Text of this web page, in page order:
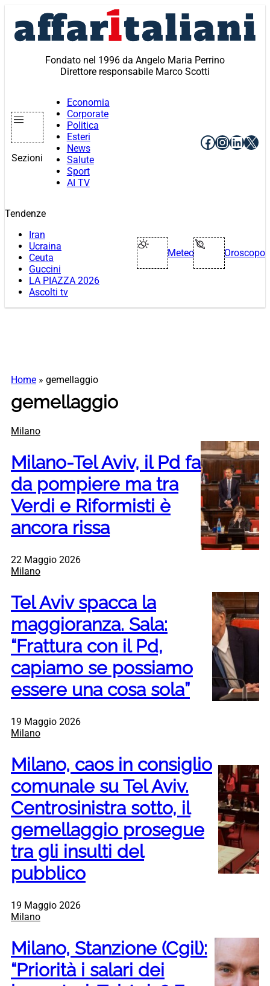
contenuto
Fondato nel 1996 da Angelo Maria Perrino
Direttore responsabile Marco Scotti
Sezioni
Economia
Corporate
Politica
Esteri
News
Salute
Sport
AI TV
Facebook
X
Tendenze
Iran
Ucraina
Ceuta
Guccini
LA PIAZZA 2026
Ascolti tv
Meteo Oroscopo
Home » gemellaggio
gemellaggio
Milano
Milano-Tel Aviv, il Pd fa
da pompiere ma tra
Verdi e Riformisti è
ancora rissa
22 Maggio 2026
Milano
Tel Aviv spacca la
maggioranza. Sala:
“Frattura con il Pd,
capiamo se possiamo
essere una cosa sola”
19 Maggio 2026
Milano
Milano, caos in consiglio
comunale su Tel Aviv.
Centrosinistra sotto, il
gemellaggio prosegue
tra gli insulti del
pubblico
19 Maggio 2026
Milano
Milano, Stanzione (Cgil):
“Priorità i salari dei